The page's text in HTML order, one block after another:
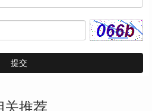
提交
关推荐